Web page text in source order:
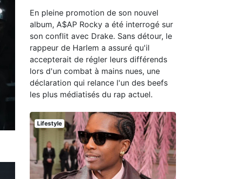
En pleine promotion de son nouvel
album, A$AP Rocky a été interrogé sur
son conflit avec Drake. Sans détour, le
rappeur de Harlem a assuré qu'il
accepterait de régler leurs différends
lors d'un combat à mains nues, une
déclaration qui relance l'un des beefs
les plus médiatisés du rap actuel.
Lifestyle